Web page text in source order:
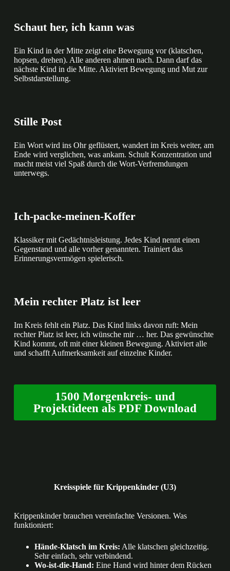
Schaut her, ich kann was
Ein Kind in der Mitte zeigt eine Bewegung vor (klatschen,
hopsen, drehen). Alle anderen ahmen nach. Dann darf das
nächste Kind in die Mitte. Aktiviert Bewegung und Mut zur
Selbstdarstellung.
Stille Post
Ein Wort wird ins Ohr geflüstert, wandert im Kreis weiter, am
Ende wird verglichen, was ankam. Schult Konzentration und
macht meist viel Spaß durch die Wort-Verfremdungen
unterwegs.
Ich-packe-meinen-Koffer
Klassiker mit Gedächtnisleistung. Jedes Kind nennt einen
Gegenstand und alle vorher genannten. Trainiert das
Erinnerungsvermögen spielerisch.
Mein rechter Platz ist leer
Im Kreis fehlt ein Platz. Das Kind links davon ruft: Mein
rechter Platz ist leer, ich wünsche mir … her. Das gewünschte
Kind kommt, oft mit einer kleinen Bewegung. Aktiviert alle
und schafft Aufmerksamkeit auf einzelne Kinder.
1500 Morgenkreis- und
Projektideen als PDF Download
Kreisspiele für Krippenkinder (U3)
Krippenkinder brauchen vereinfachte Versionen. Was
funktioniert:
Hände-Klatsch im Kreis: Alle klatschen gleichzeitig.
Sehr einfach, sehr verbindend.
Wo-ist-die-Hand: Eine Hand wird hinter dem Rücken